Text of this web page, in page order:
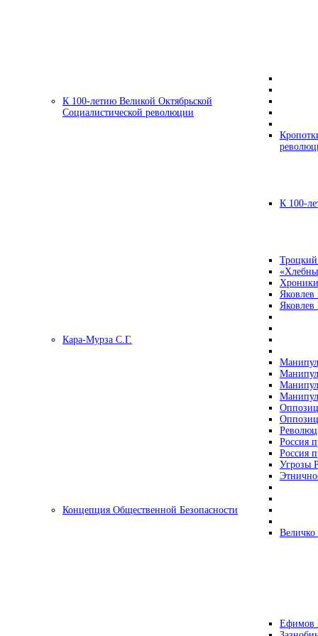
К 100-летию Великой Октябрьской
Социалистической революции
К 100-
Кара-Мурза С.Г.
Россия
Россия
Угрозы
Концепция Общественной Безопасности
Ефимов